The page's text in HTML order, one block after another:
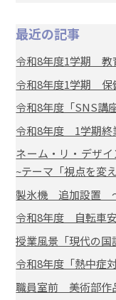
最近の記事
令和8年度1学期 教
令和8年度1学期 保
令和8年度「SNS講
令和8年度 1学期
ネーム・リ・デザ
~テーマ「視点を変
製氷機 追加設置
令和8年度 自転車
授業風景「現代の
令和8年度「熱中症
職員室前 美術部作